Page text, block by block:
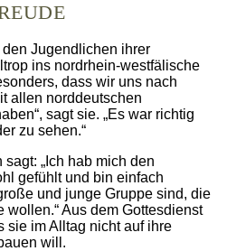
Jugendlichen ihrer
ins nordrhein-westfälische
dass wir uns nach
allen norddeutschen
sagt sie. „Es war richtig
zu sehen.“
„Ich hab mich den
gefühlt und bin einfach
und junge Gruppe sind, die
Aus dem Gottesdienst
sie im Alltag nicht auf ihre
will.